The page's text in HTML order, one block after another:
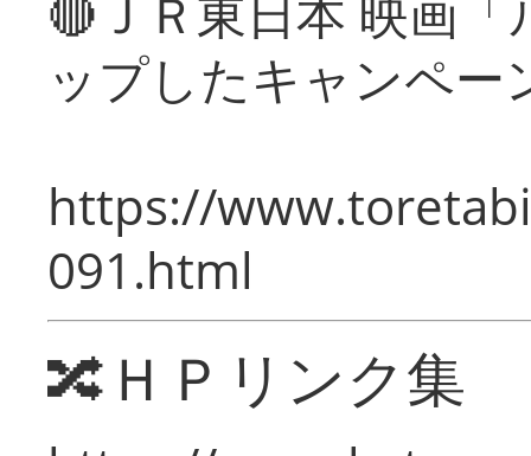
🔴ＪＲ東日本 映画
ップしたキャンペー
https://
091.html
🔀ＨＰリンク集